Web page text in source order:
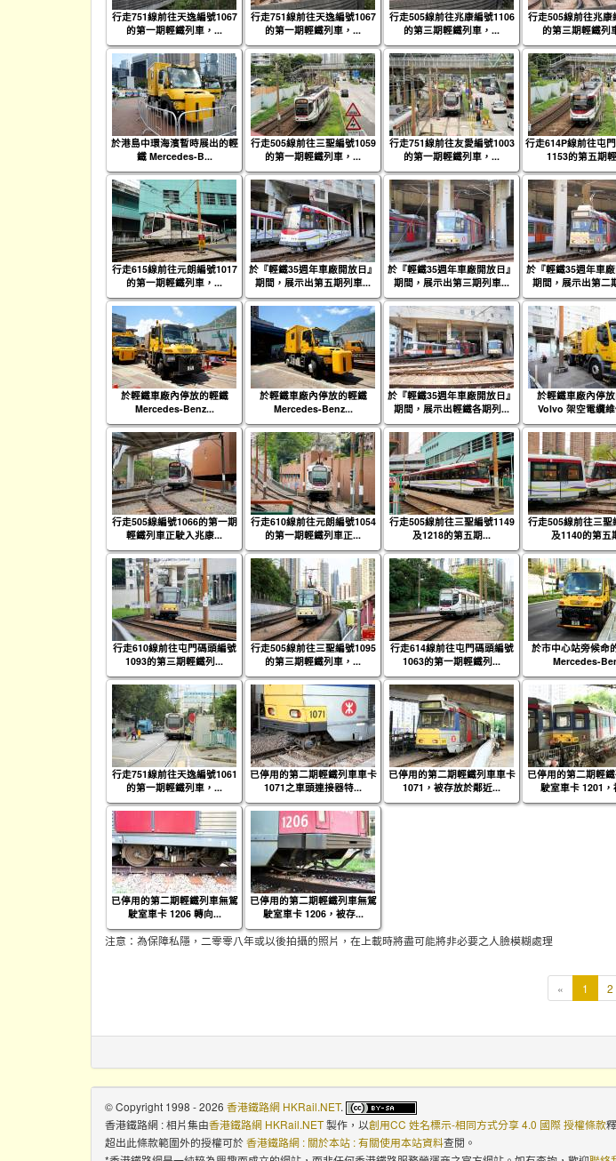
行走751線前往天逸編號1067
的第一期輕鐵列車，...
行走751線前往天逸編號1067
的第一期輕鐵列車，...
行走505線前往兆康編號1106
的第三期輕鐵列車，...
行走505線前往兆康
的第三期輕鐵列
於港島中環海濱暫時展出的輕
鐵 Mercedes-B...
行走505線前往三聖編號1059
的第一期輕鐵列車，...
行走751線前往友愛編號1003
的第一期輕鐵列車，...
行走614P線前往屯
1153的第五期
行走615線前往元朗編號1017
的第一期輕鐵列車，...
於『輕鐵35週年車廠開放日』
期間，展示出第五期列車...
於『輕鐵35週年車廠開放日』
期間，展示出第三期列車...
於『輕鐵35週年車廠
期間，展示出第二
於輕鐵車廠內停放的輕鐵
Mercedes-Benz...
於輕鐵車廠內停放的輕鐵
Mercedes-Benz...
於『輕鐵35週年車廠開放日』
期間，展示出輕鐵各期列...
於輕鐵車廠內停
Volvo 架空電纜
行走505線編號1066的第一期
輕鐵列車正駛入兆康...
行走610線前往元朗編號1054
的第一期輕鐵列車正...
行走505線前往三聖編號1149
及1218的第五期...
行走505線前往三聖
及1140的第五
行走610線前往屯門碼頭編號
1093的第三期輕鐵列...
行走505線前往三聖編號1095
的第三期輕鐵列車，...
行走614線前往屯門碼頭編號
1063的第一期輕鐵列...
於市中心站旁候命
Mercedes-
行走751線前往天逸編號1061
的第一期輕鐵列車，...
已停用的第二期輕鐵列車車卡
1071之車頭連接器特...
已停用的第二期輕鐵列車車卡
1071，被存放於鄰近...
已停用的第二期輕
駛室車卡 1201，
已停用的第二期輕鐵列車無駕
駛室車卡 1206 轉向...
已停用的第二期輕鐵列車無駕
駛室車卡 1206，被存...
注意：為保障私隱，二零零八年或以後拍攝的照片，在上載時將盡可能將非必要之人臉模糊處理
« 1
頁
2
© Copyright 1998 - 2026 香港鐵路網 HKRail.NET.
香港鐵路網 : 相片集由香港鐵路網 HKRail.NET製作，以創用CC 姓名標示-相同方式分享 4.0 國際 授權條款
超出此條款範圍外的授權可於香港鐵路網 : 關於本站 : 有關使用本站資料查閱。